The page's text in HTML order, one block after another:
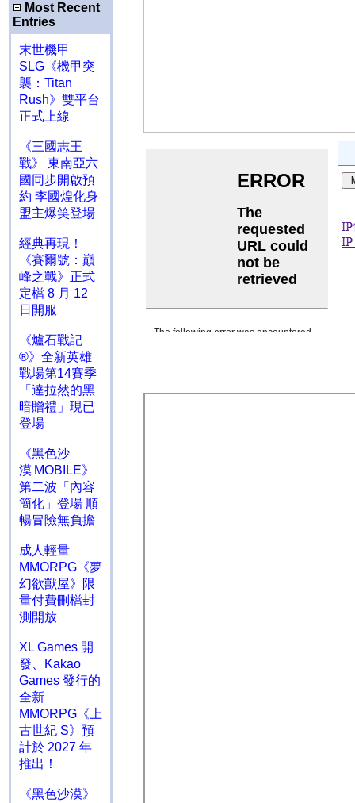
Most Recent
Entries
末世機甲
SLG《機甲突
襲：Titan
Rush》雙平台
正式上線
《三國志王
戰》 東南亞六
國同步開啟預
約 李國煌化身
盟主爆笑登場
經典再現！
《賽爾號：巔
峰之戰》正式
定檔 8 月 12
日開服
《爐石戰記
®》全新英雄
戰場第14賽季
「達拉然的黑
暗贈禮」現已
登場
《黑色沙
漠 MOBILE》
第二波「內容
簡化」登場 順
暢冒險無負擔
成人輕量
MMORPG《夢
幻欲獸屋》限
量付費刪檔封
測開放
XL Games 開
發、Kakao
Games 發行的
全新
MMORPG《上
古世紀 S》預
計於 2027 年
推出！
《黑色沙漠》